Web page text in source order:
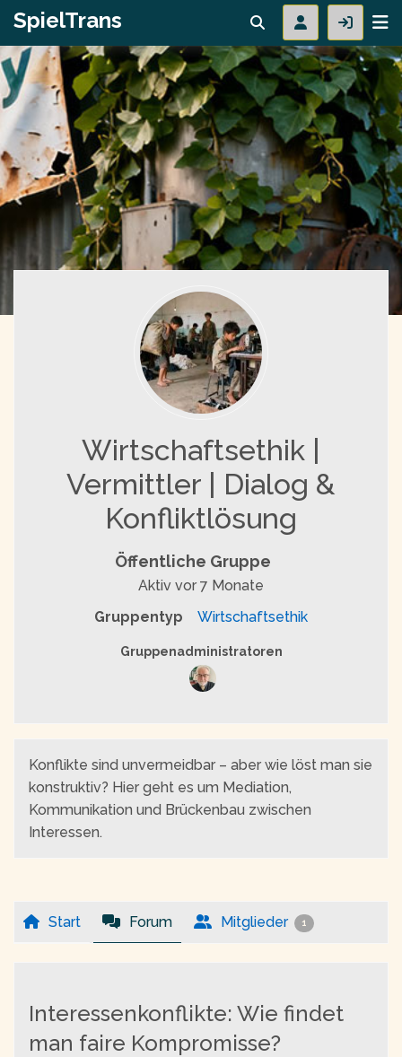
SpielTrans
Wirtschaftsethik |
Vermittler | Dialog &
Konfliktlösung
Öffentliche Gruppe
Aktiv vor 7 Monate
Gruppentyp
Wirtschaftsethik
Gruppenführung
Gruppenadministratoren
Konflikte sind unvermeidbar – aber wie löst man sie
konstruktiv? Hier geht es um Mediation,
Kommunikation und Brückenbau zwischen
Interessen.
Start Forum Mitglieder 1
Interessenkonflikte: Wie findet
man faire Kompromisse?